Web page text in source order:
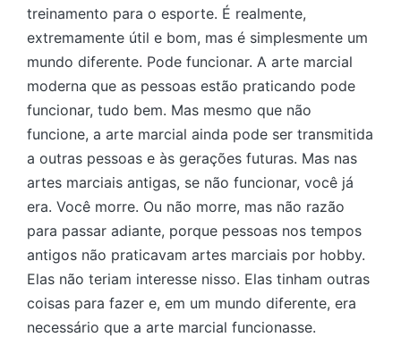
treinamento para o esporte. É realmente,
extremamente útil e bom, mas é simplesmente um
mundo diferente. Pode funcionar. A arte marcial
moderna que as pessoas estão praticando pode
funcionar, tudo bem. Mas mesmo que não
funcione, a arte marcial ainda pode ser transmitida
a outras pessoas e às gerações futuras. Mas nas
artes marciais antigas, se não funcionar, você já
era. Você morre. Ou não morre, mas não razão
para passar adiante, porque pessoas nos tempos
antigos não praticavam artes marciais por hobby.
Elas não teriam interesse nisso. Elas tinham outras
coisas para fazer e, em um mundo diferente, era
necessário que a arte marcial funcionasse.